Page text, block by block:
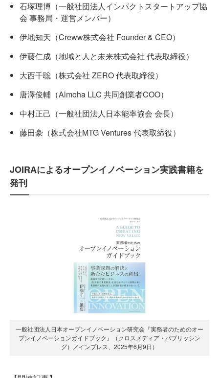
石塚理博（一般社団法人インパクトスタートアップ協
会 事務局・運営メンバー）
伊地知天（Creww株式会社 Founder & CEO）
伊藤仁成（地域と人と未来株式会社 代表取締役）
大西千聡（株式会社 ZERO 代表取締役）
唐澤俊輔（Almoha LLC 共同創業者COO）
中村正己（一般社団法人日本能率協会 会長）
藤田豪（株式会社MTG Ventures 代表取締役）
JOIRAによるオープンイノベーション実践書籍を
発刊
一般社団法人日本オープンイノベーション研究会『実務者のためのオー
プンイノベーションガイドブック』（クロスメディア・パブリッシン
グ）／インプレス、2025年6月9日）